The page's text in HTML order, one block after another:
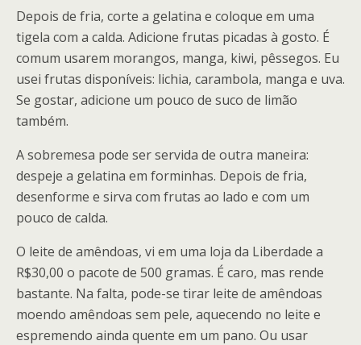
Depois de fria, corte a gelatina e coloque em uma
tigela com a calda. Adicione frutas picadas à gosto. É
comum usarem morangos, manga, kiwi, pêssegos. Eu
usei frutas disponíveis: lichia, carambola, manga e uva.
Se gostar, adicione um pouco de suco de limão
também.
A sobremesa pode ser servida de outra maneira:
despeje a gelatina em forminhas. Depois de fria,
desenforme e sirva com frutas ao lado e com um
pouco de calda.
O leite de amêndoas, vi em uma loja da Liberdade a
R$30,00 o pacote de 500 gramas. É caro, mas rende
bastante. Na falta, pode-se tirar leite de amêndoas
moendo amêndoas sem pele, aquecendo no leite e
espremendo ainda quente em um pano. Ou usar